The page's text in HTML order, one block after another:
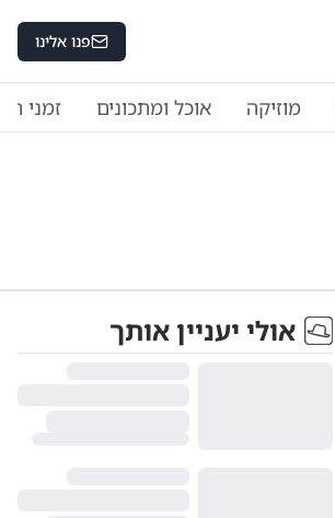
פנו אלינו
מוזיקה אוכל ומתכונים זמני
אולי יעניין אותך